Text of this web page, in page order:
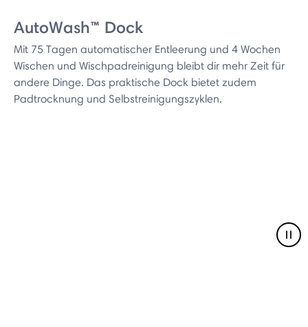
AutoWash™ Dock
Mit 75 Tagen automatischer Entleerung und 4 Wochen
Wischen und Wischpadreinigung bleibt dir mehr Zeit für
andere Dinge. Das praktische Dock bietet zudem
Padtrocknung und Selbstreinigungszyklen.